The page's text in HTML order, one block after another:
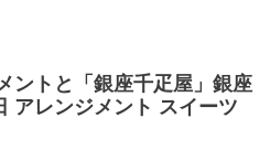
ントと「銀座千疋屋」銀座
アレンジメント スイーツ